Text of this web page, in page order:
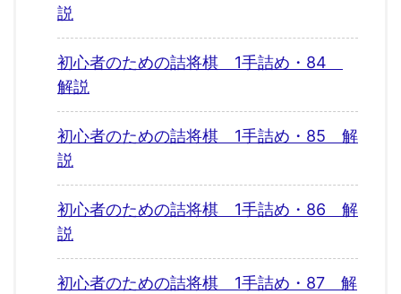
説
初心者のための詰将棋 1手詰め・84
解説
初心者のための詰将棋 1手詰め・85 解
説
初心者のための詰将棋 1手詰め・86 解
説
初心者のための詰将棋 1手詰め・87 解